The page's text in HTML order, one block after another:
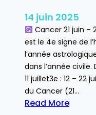
14 juin 2025
Cancer 21 juin –
est le 4e signe de
l’année
dans l’année civile.
11 juillet3e : 12 – 22
du Cancer (21…
Read More